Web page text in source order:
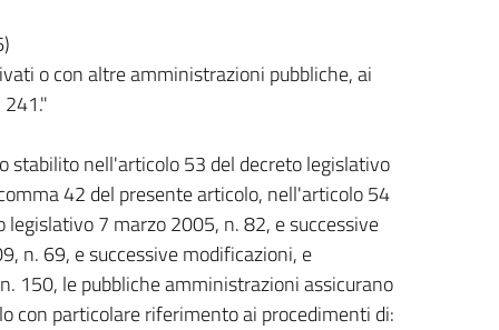
o con altre amministrazioni pubbliche, ai
stabilito nell'articolo 53 del decreto legislativo
42 del presente articolo, nell'articolo 54
7 marzo 2005, n. 82, e successive
n. 69, e successive modificazioni, e
150, le pubbliche amministrazioni assicurano
con particolare riferimento ai procedimenti di: